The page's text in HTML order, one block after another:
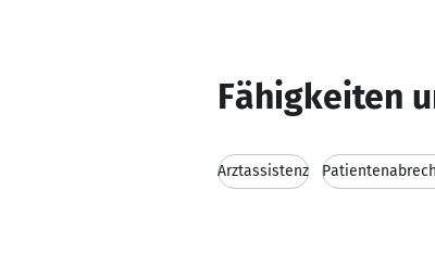
Fähigkeiten
Arztassistenz